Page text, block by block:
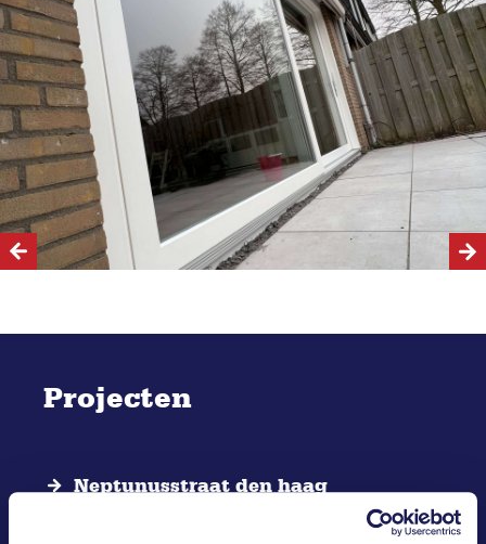
Projecten
Neptunusstraat den haag